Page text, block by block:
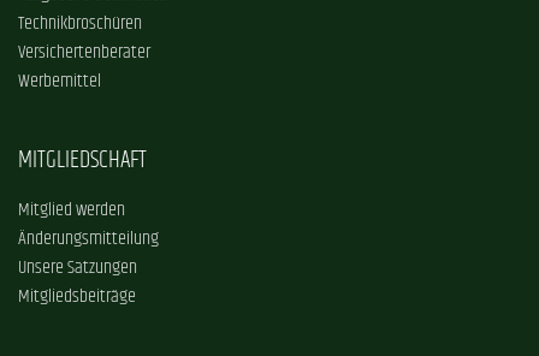
Technikbroschüren
Versichertenberater
Werbemittel
MITGLIEDSCHAFT
Mitglied werden
Änderungsmitteilung
Unsere Satzungen
Mitgliedsbeiträge